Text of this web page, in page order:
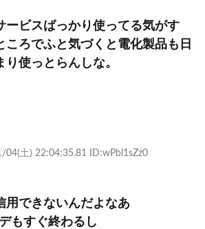
ービスばっかり使ってる気がす
ころでふと気づくと電化製品も日
使っとらんしな。
04(土) 22:04:35.81 ID:wPbl1sZz0
用できないんだよなあ
もすぐ終わるし